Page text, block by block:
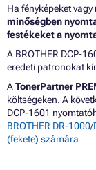
Ha fényképeket vagy
minőségben
festékeket a
A BROTHER DCP-
eredeti patronokat
ATonerPartner
költségeken. A
DCP-1601
BROTHER DR-
(fekete) számára